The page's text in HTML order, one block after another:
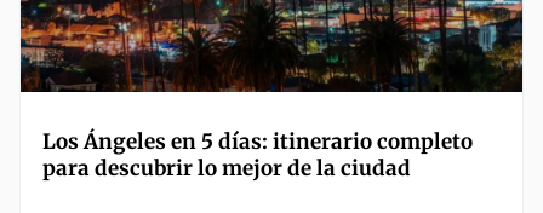
Los Ángeles en 5 días: itinerario completo
para descubrir lo mejor de la ciudad